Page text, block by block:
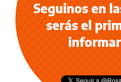
NOTICIAS
Seguinos en
serás el